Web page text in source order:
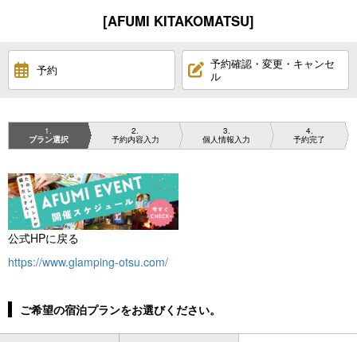
[AFUMI KITAKOMATSU]
予約
予約確認・変更・キャンセ
ル
1
プラン選択
2
予約内容入力
3
個人情報入力
4
予約完了
公式HPに戻る
https://www.glamping-otsu.com/
ご希望の宿泊プランをお選びください。